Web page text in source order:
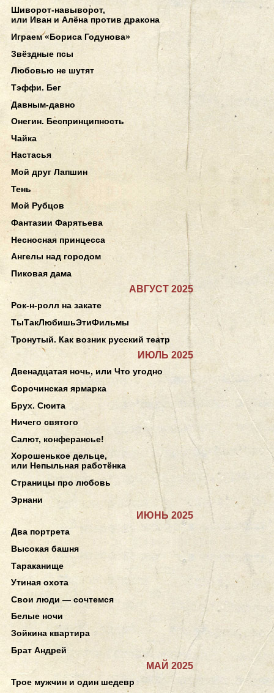
Шиворот-навыворот,
или Иван и Алёна против дракона
Играем «Бориса Годунова»
Звёздные псы
Любовью не шутят
Тэффи. Бег
Давным-давно
Онегин. Беспринципность
Чайка
Настасья
Мой друг Лапшин
Тень
Мой Рубцов
Фантазии Фарятьева
Несносная принцесса
Ангелы над городом
Пиковая дама
АВГУСТ 2025
Рок-н-ролл на закате
ТыТакЛюбишьЭтиФильмы
Тронутый. Как возник русский театр
ИЮЛЬ 2025
Двенадцатая ночь, или Что угодно
Сорочинская ярмарка
Брух. Сюита
Ничего святого
Салют, конферансье!
Хорошенькое дельце,
или Непыльная работёнка
Страницы про любовь
Эрнани
ИЮНЬ 2025
Два портрета
Высокая башня
Тараканище
Утиная охота
Свои люди — сочтемся
Белые ночи
Зойкина квартира
Брат Андрей
МАЙ 2025
Трое мужчин и один шедевр